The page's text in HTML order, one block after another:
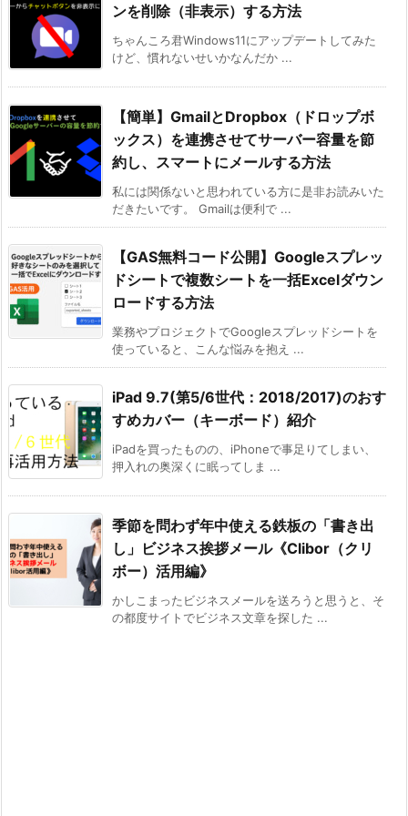
ンを削除（非表示）する方法
ちゃんころ君Windows11にアップデートしてみた
けど、慣れないせいかなんだか ...
【簡単】GmailとDropbox（ドロップボ
ックス）を連携させてサーバー容量を節
約し、スマートにメールする方法
私には関係ないと思われている方に是非お読みいた
だきたいです。 Gmailは便利で ...
【GAS無料コード公開】Googleスプレッ
ドシートで複数シートを一括Excelダウン
ロードする方法
業務やプロジェクトでGoogleスプレッドシートを
使っていると、こんな悩みを抱え ...
iPad 9.7(第5/6世代：2018/2017)のおす
すめカバー（キーボード）紹介
iPadを買ったものの、iPhoneで事足りてしまい、
押入れの奥深くに眠ってしま ...
季節を問わず年中使える鉄板の「書き出
し」ビジネス挨拶メール《Clibor（クリ
ボー）活用編》
かしこまったビジネスメールを送ろうと思うと、そ
の都度サイトでビジネス文章を探した ...